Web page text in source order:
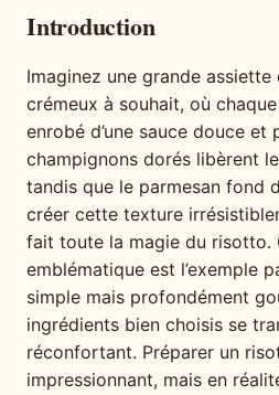
Introduction
Imaginez une grande
crémeux à souhait, où
enrobé d’une sauce douce et
champignons dorés libèrent
tandis que le parmesan fond
créer cette texture
fait toute la magie du risotto.
emblématique est l’exemple
simple mais profondément
ingrédients bien choisis se
réconfortant. Préparer un
impressionnant, mais en